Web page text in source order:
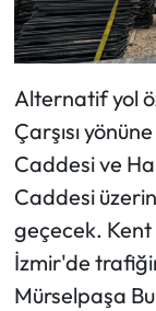
Alternatif yol
Çarşısı
Caddesi ve
Caddesi
geçecek. Kent
İzmir'de
Mürselpaşa